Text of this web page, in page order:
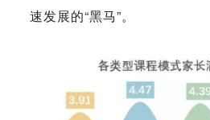
速发展的“黑马”。